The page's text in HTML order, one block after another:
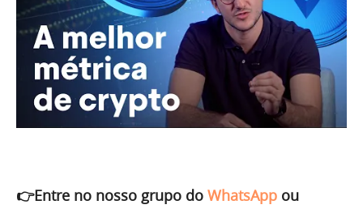
👉Entre no nosso grupo do WhatsApp ou